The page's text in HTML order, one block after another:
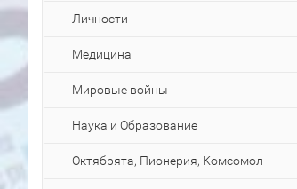
Личности
Медицина
Мировые войны
Наука и Образование
Октябрята, Пионерия, Комсомол